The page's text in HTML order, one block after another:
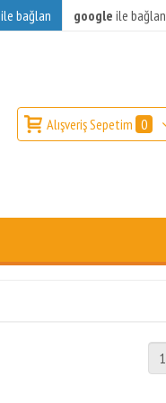
ile bağlan google ile bağlan
Alışveriş Sepetim 0
1